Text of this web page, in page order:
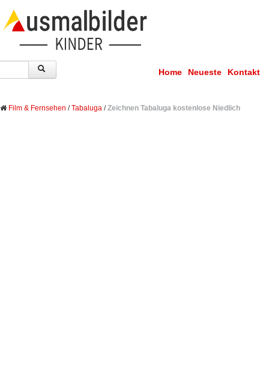
Home Neueste Kontakt
Film & Fernsehen /Tabaluga /Zeichnen Tabaluga kostenlose Niedlich